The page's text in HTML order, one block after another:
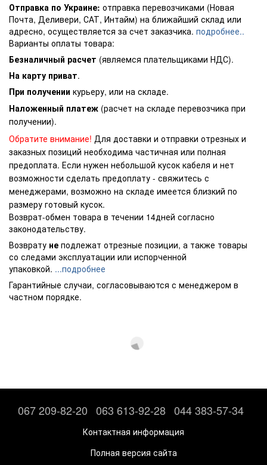
Отправка по Украине: отправка перевозчиками (Новая
Почта, Деливери, САТ, Интайм) на ближайший склад или
адресно, осуществляется за счет заказчика. подробнее..
Варианты оплаты товара:
Безналичный расчет (являемся плательщиками НДС).
На карту приват.
При получении курьеру, или на складе.
Наложенный платеж (расчет на складе перевозчика при
получении).
Обратите внимание! Для доставки и отправки отрезных и
заказных позиций необходима частичная или полная
предоплата. Если нужен небольшой кусок кабеля и нет
возможности сделать предоплату - свяжитесь с
менеджерами, возможно на складе имеется близкий по
размеру готовый кусок.
Возврат-обмен товара в течении 14дней согласно
законодательству.
Возврату не подлежат отрезные позиции, а также товары
со следами эксплуатации или испорченной
упаковкой. ...подробнее
Гарантийные случаи, согласовываются с менеджером в
частном порядке.
067 209-82-20 063 613-92-28 044 383-57-34
Контактная информация
Полная версия сайта